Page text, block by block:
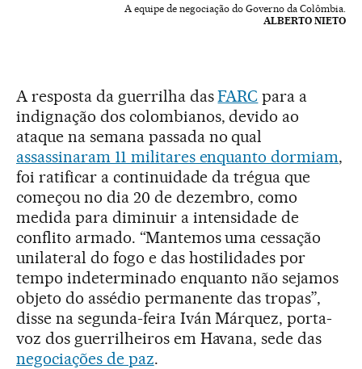
A equipe de negociação do Governo da Colômbia.
ALBERTO NIETO
A resposta da guerrilha dasFARC para a
indignação dos colombianos, devido ao
ataque na semana passada no qual
assassinaram 11 militares enquanto dormiam,
foi ratificar a continuidade da trégua que
começou no dia 20 de dezembro, como
medida para diminuir a intensidade de
conflito armado. “Mantemos uma cessação
unilateral do fogo e das hostilidades por
tempo indeterminado enquanto não sejamos
objeto do assédio permanente das tropas”,
disse na segunda-feira Iván Márquez, porta-
voz dos guerrilheiros em Havana, sede das
negociações de paz.